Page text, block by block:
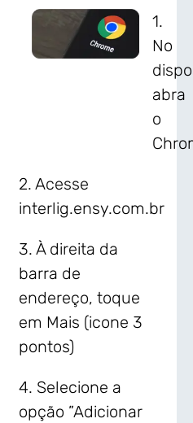
1.
No
abra
o
2. Acesse
interlig.ensy.com.br
3. À direita da
barra de
endereço, toque
em Mais (icone 3
pontos)
4. Selecione a
opção ”Adicionar